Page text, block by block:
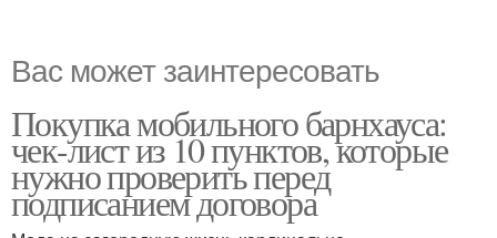
Вас может заинтересовать
Покупка мобильного барнхауса:
чек-лист из 10 пунктов, которые
нужно проверить перед
подписанием договора